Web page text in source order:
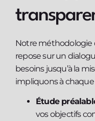
Notre méthodologie
repose sur un
besoins jusqu’à la
impliquons à chaque
Étude
vos objectifs